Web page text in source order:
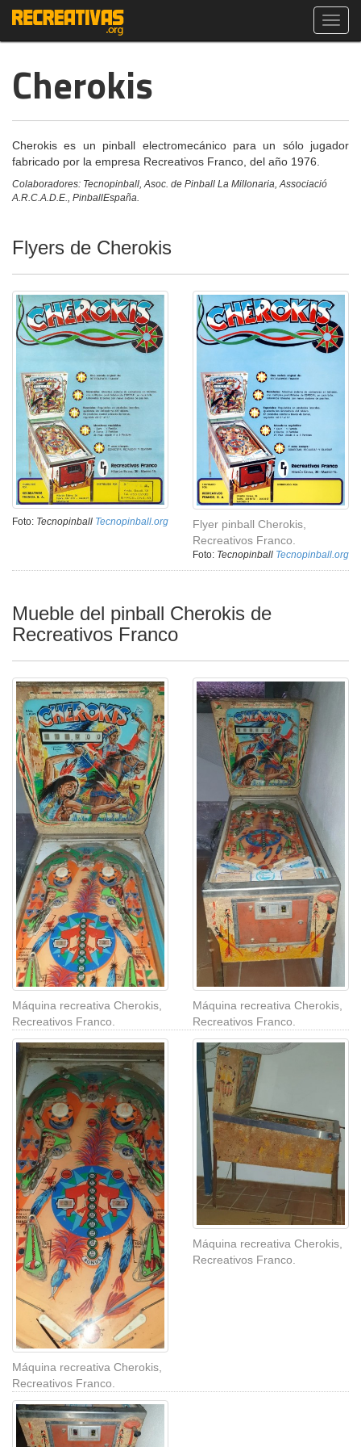
Cherokis
Cherokis es un pinball electromecánico para un sólo jugador
fabricado por la empresa Recreativos Franco, del año 1976.
Colaboradores: Tecnopinball, Asoc. de Pinball La Millonaria, Associació
A.R.C.A.D.E., PinballEspaña.
Flyers de Cherokis
Foto: Tecnopinball Tecnopinball.org
Flyer pinball Cherokis,
Recreativos Franco.
Foto: Tecnopinball Tecnopinball.org
Mueble del pinball Cherokis de
Recreativos Franco
Máquina recreativa Cherokis,
Recreativos Franco.
Máquina recreativa Cherokis,
Recreativos Franco.
Máquina recreativa Cherokis,
Recreativos Franco.
Máquina recreativa Cherokis,
Recreativos Franco.